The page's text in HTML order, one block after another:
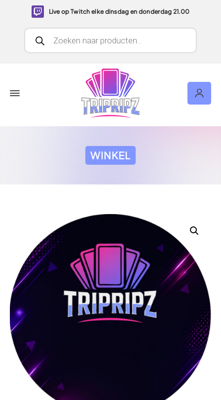
Live op Twitch elke dinsdag en donderdag 21.00
Producten zoeken
WINKEL